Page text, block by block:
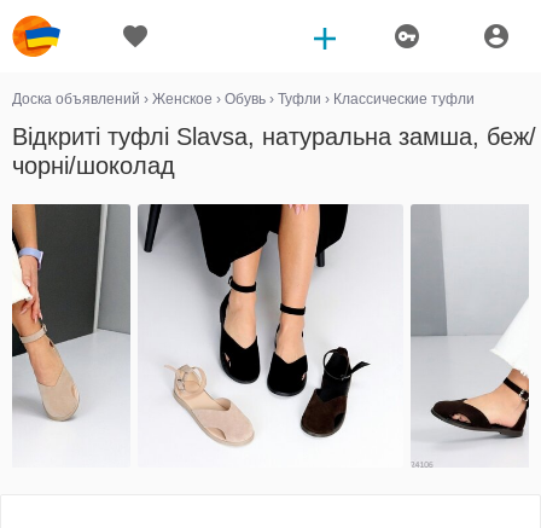
Доска объявлений › Женское › Обувь › Туфли › Классические туфли
Відкриті туфлі Slavsa, натуральна замша, беж/
чорні/шоколад